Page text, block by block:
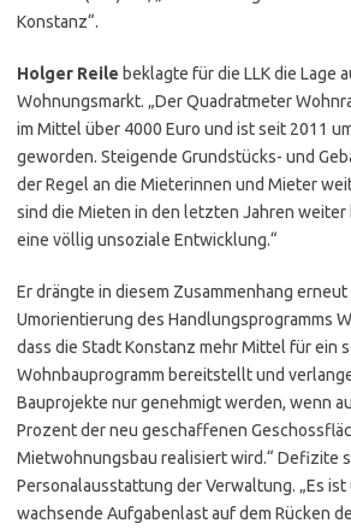
Konstanz“.
Holger Reile beklagte für die LLK die Lage
Wohnungsmarkt. „Der Quadratmeter
im Mittel über 4000 Euro und ist seit 2011
geworden. Steigende Grundstücks- und
der Regel an die Mieterinnen und Mieter
sind die Mieten in den letzten Jahren
eine völlig unsoziale Entwicklung.“
Er drängte in diesem Zusammenhang erneut
Umorientierung des Handlungsprogramms
dass die Stadt Konstanz mehr Mittel für ein
Wohnbauprogramm bereitstellt und
Bauprojekte nur genehmigt werden, wenn
Prozent der neu geschaffenen
Mietwohnungsbau realisiert wird.“ Defizite
Personalausstattung der Verwaltung. „Es
wachsende Aufgabenlast auf dem Rücken